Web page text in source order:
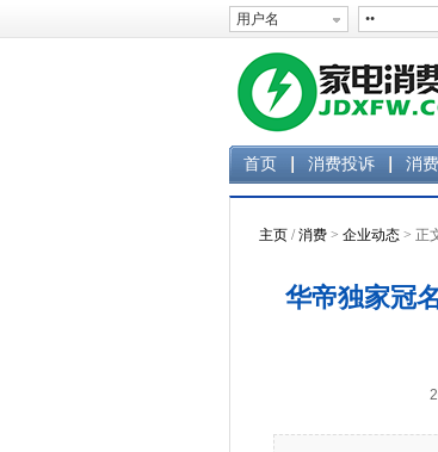
首页 消费投诉 消
主页 /消费 > 企业动态 > 正
华帝独家冠